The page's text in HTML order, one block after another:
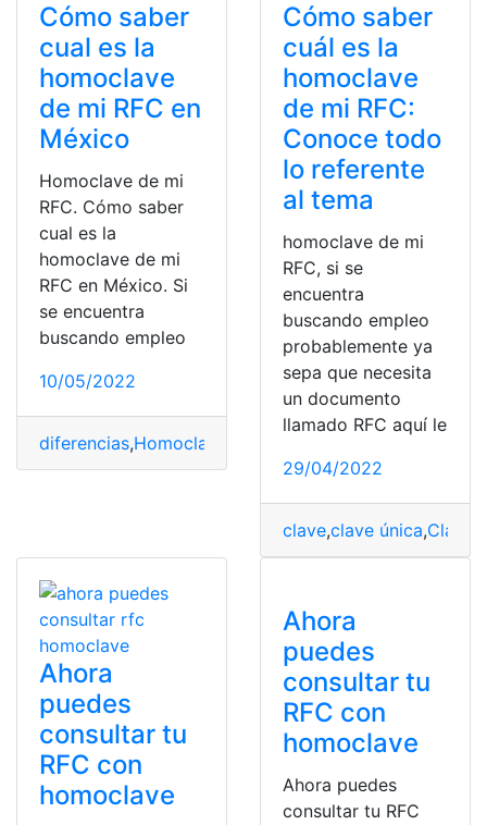
Cómo saber
cual es la
homoclave
de mi RFC en
México
Homoclave de mi
RFC. Cómo saber
cual es la
homoclave de mi
RFC en México. Si
se encuentra
buscando empleo
10/05/2022
diferencias,Homoclave
Cómo saber
cuál es la
homoclave
de mi RFC:
Conoce todo
lo referente
al tema
homoclave de mi
RFC, si se
encuentra
buscando empleo
probablemente ya
sepa que necesita
un documento
llamado RFC aquí le
29/04/2022
clave,clave única,Claves
Ahora
puedes
consultar tu
RFC con
homoclave
Ahora
puedes
consultar tu
RFC con
homoclave
Ahora puedes
consultar tu RFC